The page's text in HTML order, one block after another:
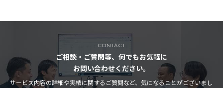
CONTACT
ご相談・ご質問等、何でもお気軽に
お問い合わせください。
サービス内容の詳細や実績に関するご質問など、気になることがございまし